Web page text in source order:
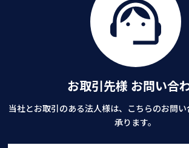
お取引先様 お問い合
当社とお取引のある法人様は、こちらのお問
承ります。